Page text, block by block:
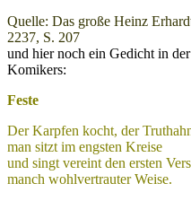
Quelle: Das große Heinz
2237, S. 207
und hier noch ein Gedicht in
Komikers:
Feste
Der Karpfen kocht, der
man sitzt im engsten Kreise
und singt vereint den ersten Vers
manch wohlvertrauter Weise.